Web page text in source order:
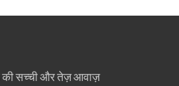
की सच्ची और तेज़ आवाज़